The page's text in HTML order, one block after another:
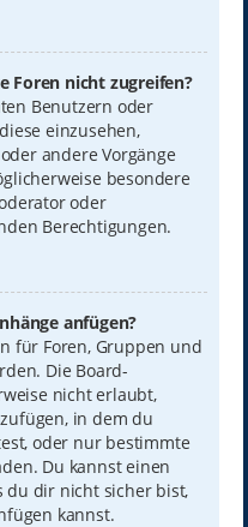
Foren nicht zugreifen?
Benutzern oder
einzusehen,
andere Vorgänge
besondere
oder
Berechtigungen.
anfügen?
für Foren, Gruppen und
Die Board-
nicht erlaubt,
in dem du
oder nur bestimmte
Du kannst einen
du dir nicht sicher bist,
kannst.